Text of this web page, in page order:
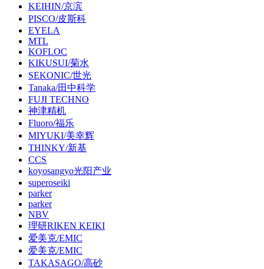
KEIHIN/京滨
PISCO/皮斯科
EYELA
MTL
KOFLOC
KIKUSUI/菊水
SEKONIC/世光
Tanaka/田中科学
FUJI TECHNO
神津精机
Fluoro/福乐
MIYUKI/美幸辉
THINKY/新基
CCS
koyosangyo光阳产业
superoseiki
parker
parker
NBV
理研RIKEN KEIKI
爱美克/EMIC
爱美克/EMIC
TAKASAGO/高砂